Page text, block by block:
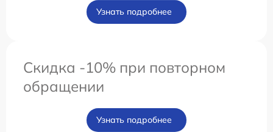
Узнать подробнее
Скидка -10% при повторном
обращении
Узнать подробнее